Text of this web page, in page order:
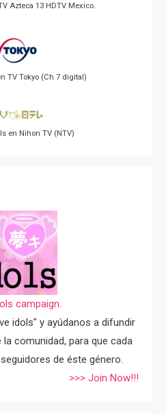
Azteca 13 HDTV Mexico.
TV Tokyo (Ch 7 digital)
en Nihon TV (NTV)
campaign.
idols" y ayúdanos a difundir
comunidad, para que cada
de éste género.
>>> Join Now!!!